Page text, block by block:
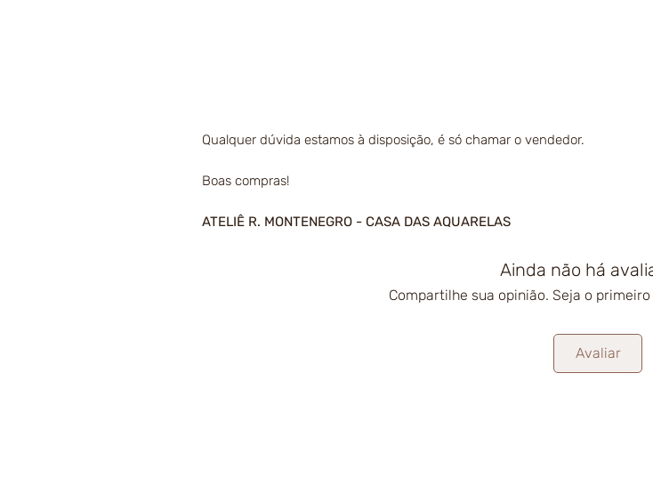
Qualquer dúvida estamos à disposição, é só chamar o vendedor.
Boas compras!
ATELIÊ R. MONTENEGRO - CASA DAS AQUARELAS
Ainda não há
Compartilhe sua opinião. Seja o
Avaliar